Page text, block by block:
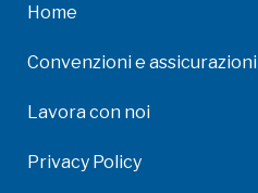
Home
Convenzioni e assicurazioni
Lavora con noi
Privacy Policy